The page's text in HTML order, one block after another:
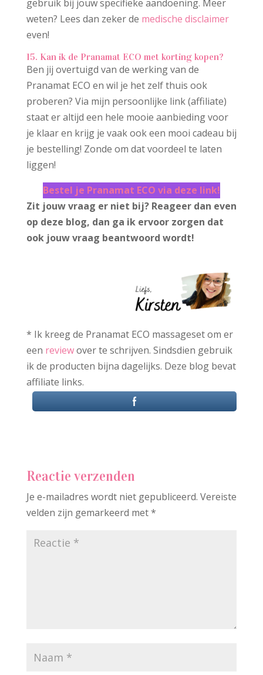
gebruik bij jouw specifieke aandoening. Meer
weten? Lees dan zeker de medische disclaimer
even!
15. Kan ik de Pranamat ECO met korting kopen?
Ben jij overtuigd van de werking van de
Pranamat ECO en wil je het zelf thuis ook
proberen? Via mijn persoonlijke link (affiliate)
staat er altijd een hele mooie aanbieding voor
je klaar en krijg je vaak ook een mooi cadeau bij
je bestelling! Zonde om dat voordeel te laten
liggen!
Bestel je Pranamat ECO via deze link!
Zit jouw vraag er niet bij? Reageer dan even
op deze blog, dan ga ik ervoor zorgen dat
ook jouw vraag beantwoord wordt!
* Ik kreeg de Pranamat ECO massageset om er
een reviewover te schrijven. Sindsdien gebruik
ik de producten bijna dagelijks. Deze blog bevat
affiliate links.
Reactie verzenden
Je e-mailadres wordt niet gepubliceerd. Vereiste
velden zijn gemarkeerd met*